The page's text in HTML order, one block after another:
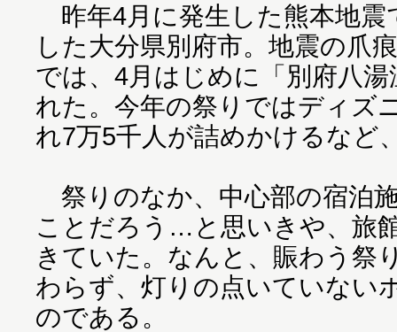
昨年4月に発生した熊本地震
した大分県別府市。地震の爪
では、4月はじめに「別府八
れた。今年の祭りではディズ
れ7万5千人が詰めかけるなど
祭りのなか、中心部の宿泊
ことだろう…と思いきや、旅
きていた。なんと、賑わう祭
わらず、灯りの点いていない
のである。